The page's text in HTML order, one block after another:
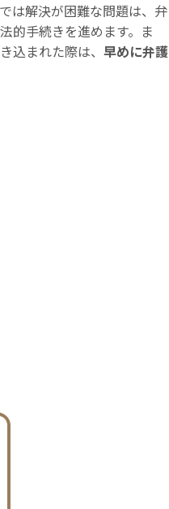
は解決が困難な問題は、弁
的手続きを進めます。ま
込まれた際は、 早めに弁護